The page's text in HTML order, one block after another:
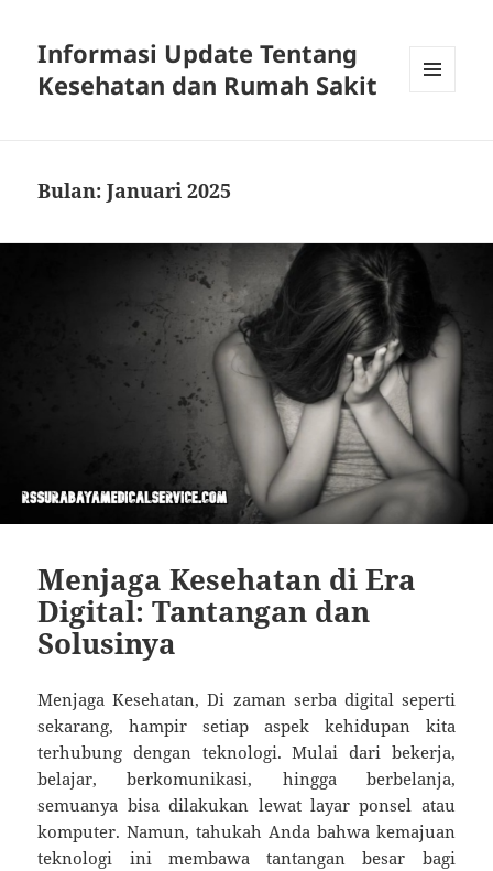
Informasi Update Tentang
Kesehatan dan Rumah Sakit
Bulan:Januari 2025
Menjaga Kesehatan di Era
Digital: Tantangan dan
Solusinya
Menjaga Kesehatan, Di zaman serba digital seperti
sekarang, hampir setiap aspek kehidupan kita
terhubung dengan teknologi. Mulai dari bekerja,
belajar, berkomunikasi, hingga berbelanja,
semuanya bisa dilakukan lewat layar ponsel atau
komputer. Namun, tahukah Anda bahwa kemajuan
teknologi ini membawa tantangan besar bagi